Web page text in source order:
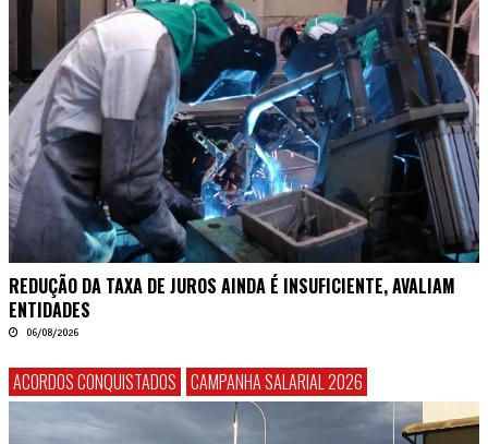
REDUÇÃO DA TAXA DE JUROS AINDA É INSUFICIENTE, AVALIAM
ENTIDADES
06/08/2026
ACORDOS CONQUISTADOS CAMPANHA SALARIAL 2026